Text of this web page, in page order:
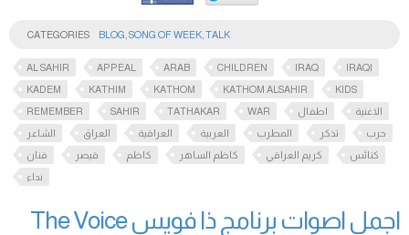
CATEGORIES BLOG SONG OF WEEK TALK
AL SAHIR APPEAL ARAB CHILDREN IRAQ
IRAQI
KADEM
KATHIM KATHOM KATHOM ALSAHIR
KIDS
REMEMBER
SAHIR TATHAKAR WAR اطفال
الاغنية
الشاعر
العراق العراقية العربية المطرب تذكر
حرب
فنان
قيصر كاظم كاظم الساهر كريم العراقي
كنائس
نداء
اجمل اصوات برنامج ذا فويس The Voice